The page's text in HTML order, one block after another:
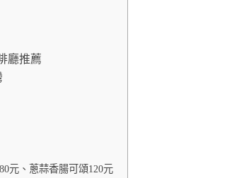
廳推薦
元、蔥蒜香腸可頌120元